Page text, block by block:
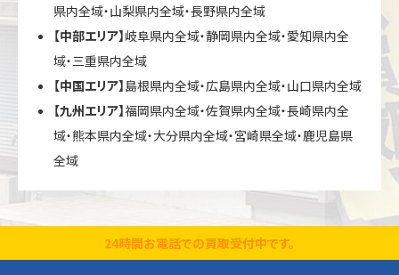
県内全域・山梨県内全域・長野県内全域
【中部エリア】岐阜県内全域・静岡県内全域・愛知県内全
域・三重県内全域
【中国エリア】島根県内全域・広島県内全域・山口県内全域
【九州エリア】福岡県内全域・佐賀県内全域・長崎県内全
域・熊本県内全域・大分県内全域・宮崎県全域・鹿児島県
全域
24時間お電話での買取受付中です。